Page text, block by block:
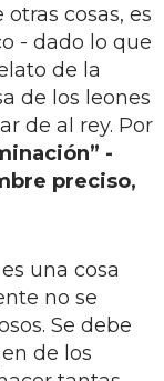
otras cosas, es
- dado lo que
de la
de los leones
de al rey. Por
-
preciso,
una cosa
no se
Se debe
de los